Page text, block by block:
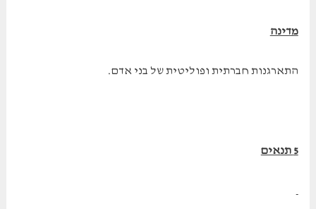
מדינה
התארגנות חברתית ופוליטית של בני אדם.
5 תנאים